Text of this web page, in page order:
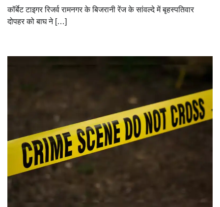
कॉर्बेट टाइगर रिजर्व रामनगर के बिजरानी रेंज के सांवल्दे में बृहस्पतिवार
दोपहर को बाघ ने […]